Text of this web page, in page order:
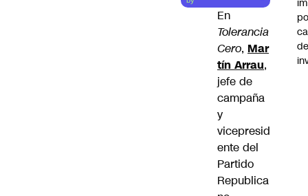
En
Tolerancia
Cero, Mar
tín Arrau,
jefe de
campaña
y
vicepresid
ente del
Partido
Republica
de